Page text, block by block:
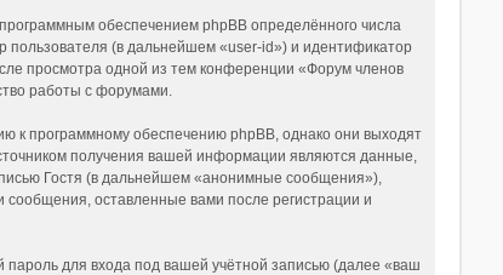
обеспечением phpBB определённого числа
(в дальнейшем «user-id») и идентификатор
просмотра одной из тем конференции «Форум членов
работы с форумами.
программному обеспечению phpBB, однако они выходят
получения вашей информации являются данные,
Гостя (в дальнейшем «анонимные сообщения»),
оставленные вами после регистрации и
для входа под вашей учётной записью (далее «ваш